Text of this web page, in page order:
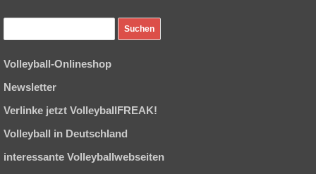
Volleyball-Onlineshop
Newsletter
Verlinke jetzt VolleyballFREAK!
Volleyball in Deutschland
interessante Volleyballwebseiten